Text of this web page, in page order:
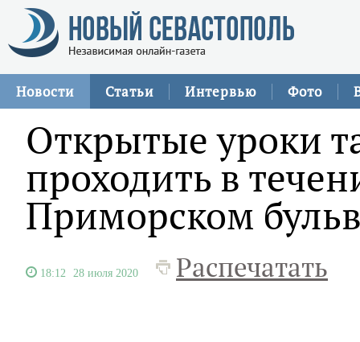
Новости Статьи Интервью Фото
Открытые уроки
проходить в
Приморском
18:12 28 июля 2020 Распечатать